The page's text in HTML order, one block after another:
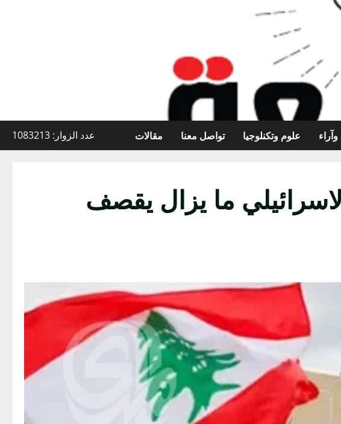
علوم وتكنلوجيا تواصل معنا مقالات عدد الزوار: 1083213
ما يزال يقصف